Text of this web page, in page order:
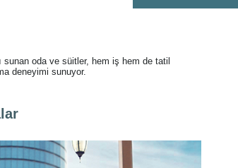
sunan oda ve süitler, hem iş hem de tatil
deneyimi sunuyor.